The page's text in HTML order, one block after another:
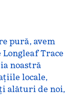
pură, avem
Trace
noastră
locale,
alături de noi,